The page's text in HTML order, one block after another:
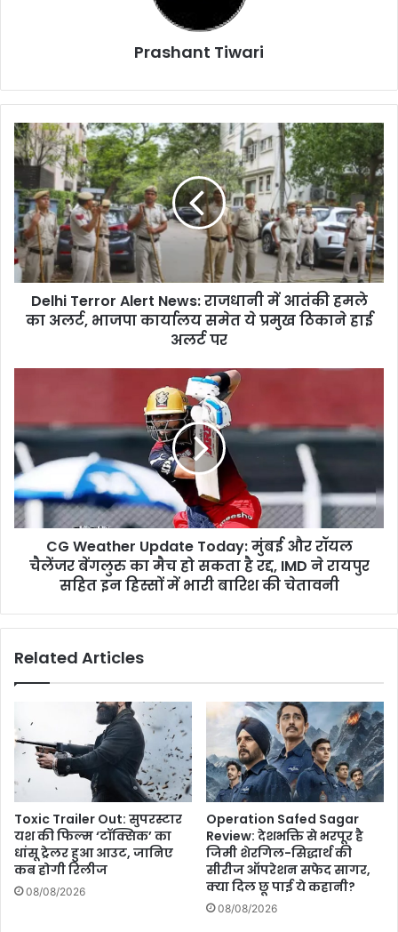
Prashant Tiwari
Delhi
Terror
Alert
News:
राजधानी
में
आतंकी
हमले
का
अलर्ट,
भाजपा
हाई
अलर्ट
पर
Delhi Terror Alert News: राजधानी में आतंकी हमले
का अलर्ट, भाजपा कार्यालय समेत ये प्रमुख ठिकाने हाई
अलर्ट पर
Today:
मुंबई
और
रॉयल
चैलेंजर
बेंगलुरु
है
IMD
इन
हिस्सों
भारी
बारिश
की
चेतावनी
CG Weather Update Today: मुंबई और रॉयल
चैलेंजर बेंगलुरु का मैच हो सकता है रद्द, IMD ने रायपुर
सहित इन हिस्सों में भारी बारिश की चेतावनी
Related Articles
Toxic Trailer Out: सुपरस्टार
यश की फिल्म ‘टॉक्सिक’ का
धांसू ट्रेलर हुआ आउट, जानिए
कब होगी रिलीज
08/08/2026
Operation Safed Sagar
Review: देशभक्ति से भरपूर है
जिमी शेरगिल-सिद्धार्थ की
सीरीज ऑपरेशन सफेद सागर,
क्या दिल छू पाई ये कहानी?
08/08/2026